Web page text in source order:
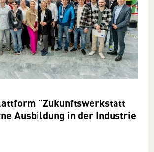
"Zu­kunfts­werk­statt
Ausbildung in der Industrie